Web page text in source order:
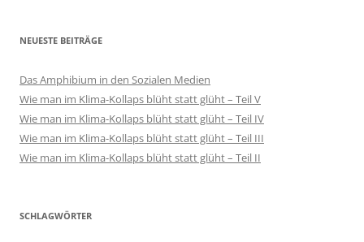
NEUESTE BEITRÄGE
Das Amphibium in den Sozialen Medien
Wie man im Klima-Kollaps blüht statt glüht – Teil V
Wie man im Klima-Kollaps blüht statt glüht – Teil IV
Wie man im Klima-Kollaps blüht statt glüht – Teil III
Wie man im Klima-Kollaps blüht statt glüht – Teil II
SCHLAGWÖRTER